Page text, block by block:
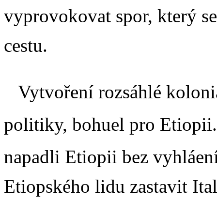
vyprovokovat spor, který se
cestu.
Vytvoření rozsáhlé
politiky, bohuel pro
napadli Etiopii bez
Etiopského lidu zastavit